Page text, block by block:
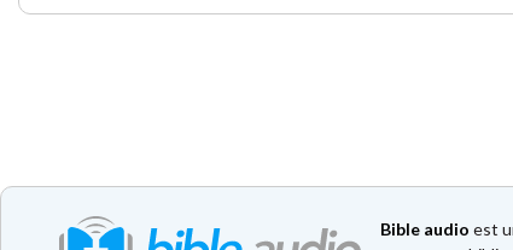
Bible audio est